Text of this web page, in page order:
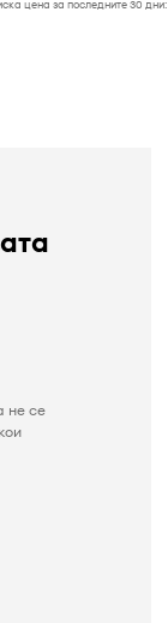
цена за последните 30 дни:
не се